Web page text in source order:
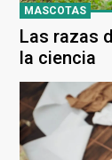
MASCOTAS
Las razas
la ciencia